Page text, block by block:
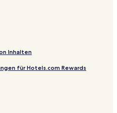
Inhalten
für Hotels.com Rewards